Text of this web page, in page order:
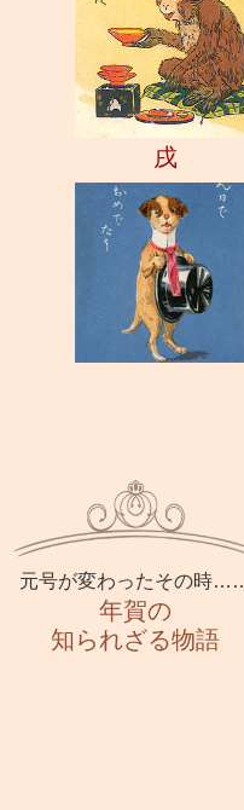
戌
元号が変わったその時
年賀の
知られざる物語